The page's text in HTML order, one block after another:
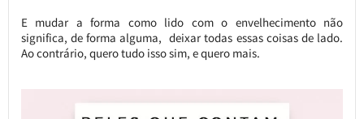
E mudar a forma como lido com o envelhecimento não
significa, de forma alguma, deixar todas essas coisas de lado.
Ao contrário, quero tudo isso sim, e quero mais.